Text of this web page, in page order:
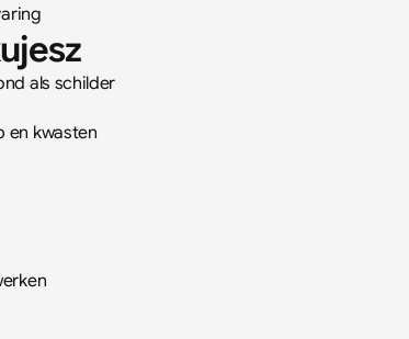
als schilder
en kwasten